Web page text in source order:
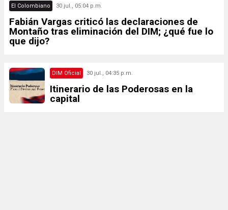
El Colombiano 30 jul., 05:04 p.m.
Fabián Vargas criticó las declaraciones de
Montaño tras eliminación del DIM; ¿qué fue lo
que dijo?
DIM Oficial 30 jul., 04:35 p.m.
Itinerario de las Poderosas en la
capital